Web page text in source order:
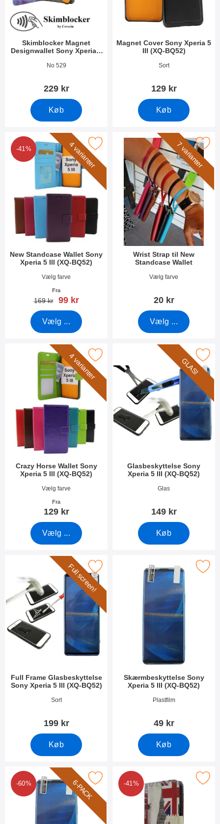
Skimblocker Magnet
Designwallet Sony Xperia 5
Varenr 40758No 529
229 kr
Køb
Magnet Cover Sony Xperia 5
III (XQ-BQ52)
Varenr 44552Sort
129 kr
Køb
4 varianter
-41%
New Standcase Wallet Sony
Xperia 5 III (XQ-BQ52)
Varenr 41364Vælg farve
Fra
pris
169 kr pris
99 kr
Vælg ...
Standcase Wallet Sony Xperia 5 III (XQ-BQ52) som favorit
7 varianter
Wrist Strap til New
Standcase Wallet
Varenr 40789Vælg farve
20 kr
Vælg ...
Marker wrist Strap til New
4 varianter
Crazy Horse Wallet Sony
Xperia 5 III (XQ-BQ52)
Varenr 41363Vælg farve
Fra
129 kr
Vælg ...
crazy Horse Wallet Sony Xperia 5 III (XQ-BQ52) som favorit
GLAS!
Glasbeskyttelse Sony
Xperia 5 III (XQ-BQ52)
Varenr 41236Glas
149 kr
Køb
Marker glasbeskyttelse Sony Xperia
Full screen!
Full Frame Glasbeskyttelse
Sony Xperia 5 III (XQ-BQ52)
Varenr 41239Sort
199 kr
Køb
Frame Glasbeskyttelse Sony Xperia 5 III (XQ-BQ52) som
Skærmbeskyttelse Sony
Xperia 5 III (XQ-BQ52)
Varenr 41233Plastfilm
49 kr
Køb
Marker skærmbeskyttelse Sony
6-PACK
-60%
Skærmbeskyttelse Sony Xperia 5 III (XQ-BQ52) som
-41%
Marker designwallet Sony Xperia